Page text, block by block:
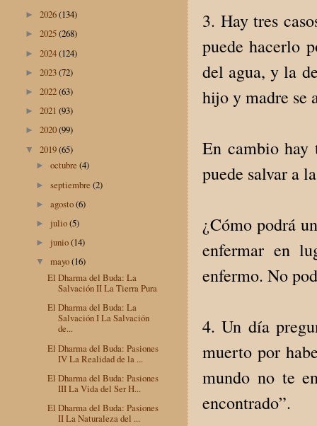
3. Hay tres
puede hacerlo
del agua, y la
hijo y madre se
En cambio hay
puede salvar a
¿Cómo podrá
enfermar en
enfermo. No
4. Un día
muerto por
mundo no te
encontrado”.
► 2026(134)
► 2025(268)
► 2024(124)
► 2023(72)
► 2022(63)
► 2021 (93)
► 2020(99)
▼ 2019(65)
►octubre(4)
►septiembre(2)
►agosto(6)
► julio(5)
► junio(14)
▼mayo(16)
El Dharma del Buda: La
Salvación II La Tierra Pura
El Dharma del Buda: La
Salvación I La Salvación
de...
El Dharma del Buda: Pasiones
IV La Realidad de la ...
El Dharma del Buda: Pasiones
III La Vida del Ser H...
El Dharma del Buda: Pasiones
II La Naturaleza del ...